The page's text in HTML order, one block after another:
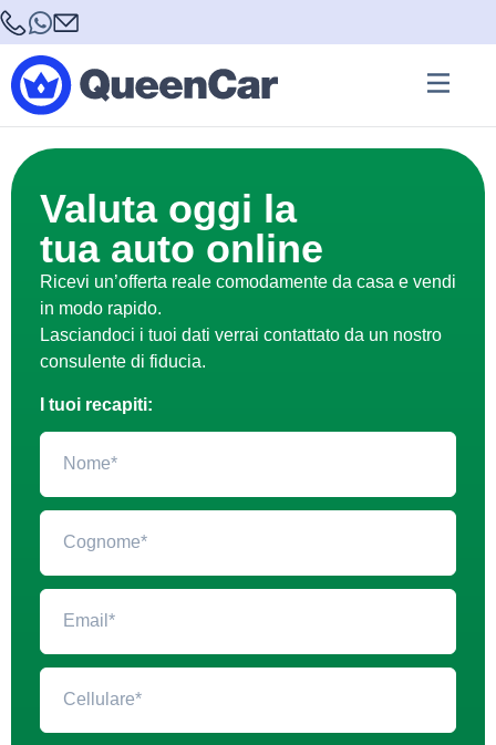
Valuta oggi la
tua auto online
Ricevi un’offerta reale comodamente da casa e vendi
in modo rapido.
Lasciandoci i tuoi dati verrai contattato da un nostro
consulente di fiducia.
I tuoi recapiti: